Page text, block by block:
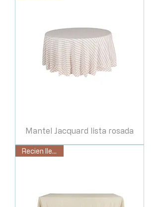
Mantel Jacquard lista rosada
Recien llegado